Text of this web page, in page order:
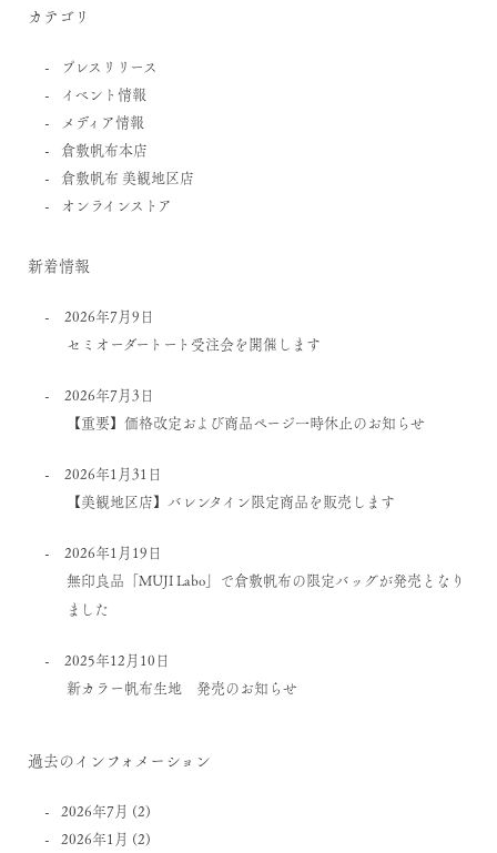
カテゴリ
プレスリリース
イベント情報
メディア情報
倉敷帆布本店
倉敷帆布 美観地区店
オンラインストア
新着情報
2026年7月9日
セミオーダートート受注会を開催します
2026年7月3日
【重要】価格改定および商品ページ一時休止のお知らせ
2026年1月31日
【美観地区店】バレンタイン限定商品を販売します
2026年1月19日
無印良品「MUJI Labo」で倉敷帆布の限定バッグが発売となり
ました
2025年12月10日
新カラー帆布生地 発売のお知らせ
過去のインフォメーション
2026年7月 (2)
2026年1月 (2)